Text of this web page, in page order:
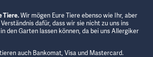
Tiere.Wir mögen Eure Tiere ebenso wie Ihr, aber
dafür, dass wir sie nicht zu uns ins
den Garten lassen können, da bei uns Allergiker
auch Bankomat, Visa und Mastercard.